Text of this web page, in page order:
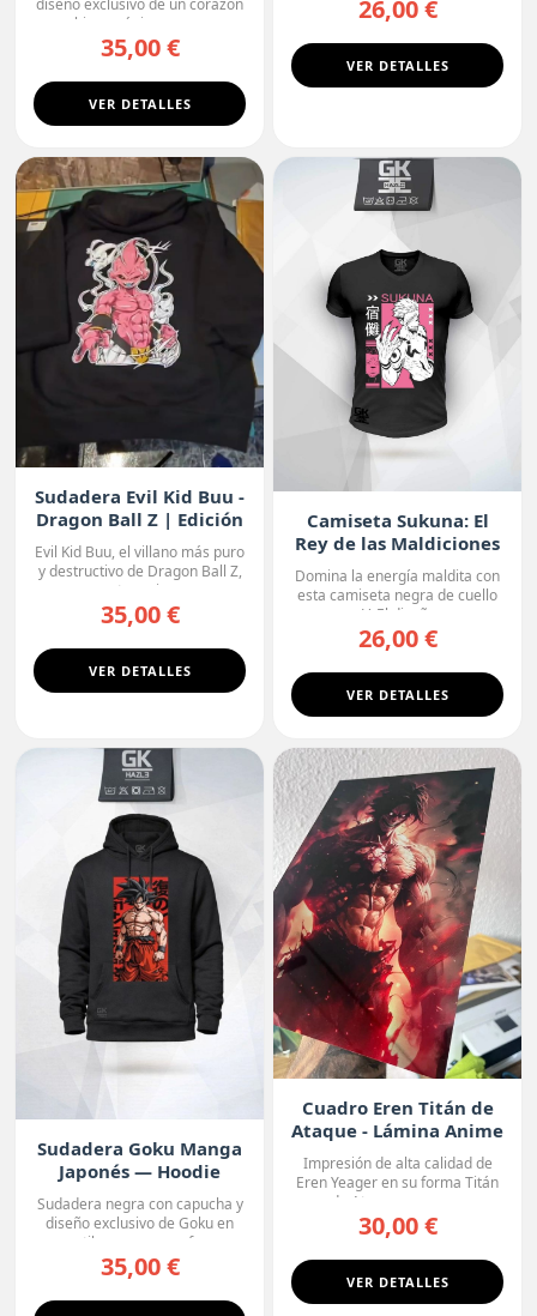
diseño exclusivo de un corazón
biomecánico, con ...
35,00 €
VER DETALLES
26,00 €
VER DETALLES
Sudadera Evil Kid Buu -
Dragon Ball Z | Edición
Oscura
Evil Kid Buu, el villano más puro
y destructivo de Dragon Ball Z,
protagoniza...
35,00 €
VER DETALLES
Camiseta Sukuna: El
Rey de las Maldiciones
Domina la energía maldita con
esta camiseta negra de cuello
en V. El diseño r...
26,00 €
VER DETALLES
Sudadera Goku Manga
Japonés — Hoodie
Sudadera negra con capucha y
diseño exclusivo de Goku en
estilo manga, con fo...
35,00 €
Cuadro Eren Titán de
Ataque - Lámina Anime
Premium
Impresión de alta calidad de
Eren Yeager en su forma Titán
de Ataque, con un ...
30,00 €
VER DETALLES